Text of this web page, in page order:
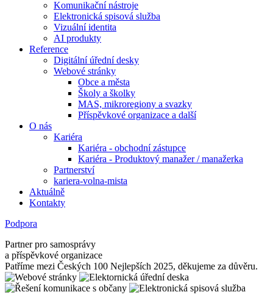
Komunikační nástroje
Elektronická spisová služba
Vizuální identita
AI produkty
Reference
Digitální úřední desky
Webové stránky
Obce a města
Školy a školky
MAS, mikroregiony a svazky
Příspěvkové organizace a další
O nás
Kariéra
Kariéra - obchodní zástupce
Kariéra - Produktový manažer / manažerka
Partnerství
kariera-volna-mista
Aktuálně
Kontakty
Podpora
Partner pro samosprávy
a příspěvkové organizace
Patříme mezi Českých 100 Nejlepších 2025, děkujeme za důvěru.